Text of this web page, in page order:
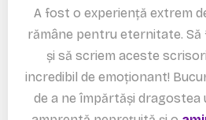
A fost o experiență extrem
rămâne pentru eternitate. Să
și să scriem aceste
incredibil de emoționant!
de a ne împărtăși dragostea